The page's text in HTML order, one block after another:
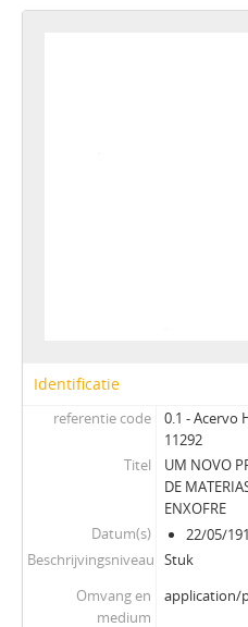
Identificatie
referentie code
0.1 - Acervo
11292
Titel
UM NOVO
DE
ENXOFRE
Datum(s)
22/05/
Beschrijvingsniveau Stuk
Omvang en
medium
application/